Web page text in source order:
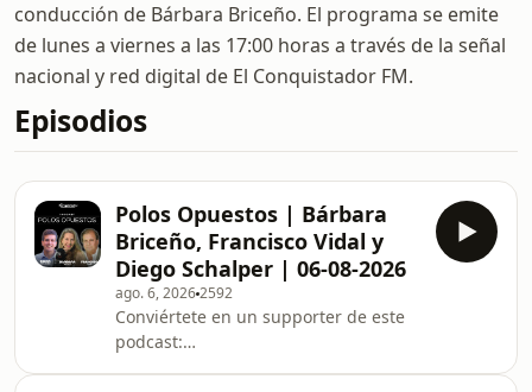
conducción de Bárbara Briceño. El programa se emite
de lunes a viernes a las 17:00 horas a través de la señal
nacional y red digital de El Conquistador FM.
Episodios
Polos Opuestos | Bárbara
Briceño, Francisco Vidal y
Diego Schalper | 06-08-2026
ago. 6, 20262592
Conviértete en un supporter de este
podcast: